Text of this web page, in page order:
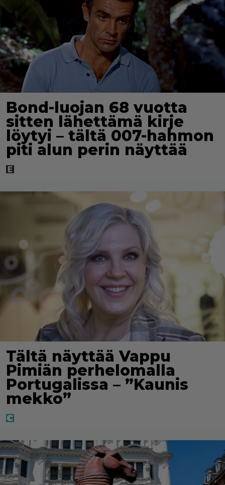
Bond-luojan 68 vuotta
sitten lähettämä kirje
löytyi – tältä 007-hahmon
piti alun perin näyttää
Tältä näyttää Vappu
Pimiän perhelomalla
Portugalissa – ”Kaunis
mekko”